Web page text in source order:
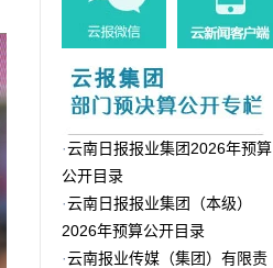
·云南日报报业集团2026年预算
公开目录
·云南日报报业集团（本级）
2026年预算公开目录
·云南报业传媒（集团）有限责